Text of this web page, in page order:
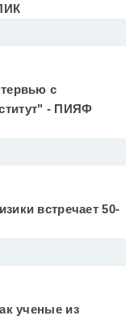
с
- ПИЯФ
встречает 50-
ученые из